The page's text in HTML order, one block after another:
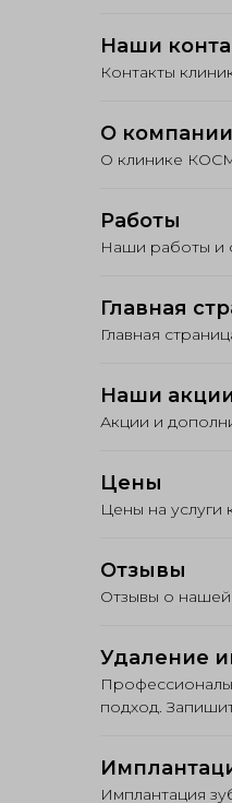
Наши
Контакты
О компании
О клинике
Работы
Наши работы и
Главная
Главная
Наши
Акции и
Цены
Цены на
Отзывы
Отзывы о
Удаление
подход.
Имплантация